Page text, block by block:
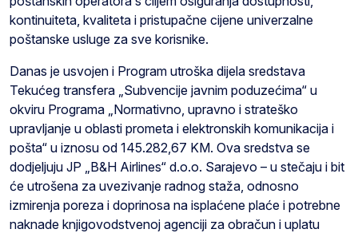
kontinuiteta, kvaliteta i pristupačne cijene univerzalne
poštanske usluge za sve korisnike.
Danas je usvojen i Program utroška dijela sredstava
Tekućeg transfera „Subvencije javnim poduzećima“ u
okviru Programa „Normativno, upravno i strateško
upravljanje u oblasti prometa i elektronskih komunikacija i
pošta“ u iznosu od 145.282,67 KM. Ova sredstva se
dodjeljuju JP „B&H Airlines“ d.o.o. Sarajevo – u stečaju i bit
će utrošena za uvezivanje radnog staža, odnosno
izmirenja poreza i doprinosa na isplaćene plaće i potrebne
naknade knjigovodstvenoj agenciji za obračun i uplatu